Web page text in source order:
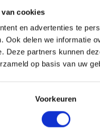
cookies
en advertenties te
Ook delen we informatie
Deze partners kunnen
op basis van uw
Voorkeuren
minimaal één barista
zorgen uit handen.
koffie mag eigenlijk ook
stroompunt.
latte art
koffiefiets en koffie